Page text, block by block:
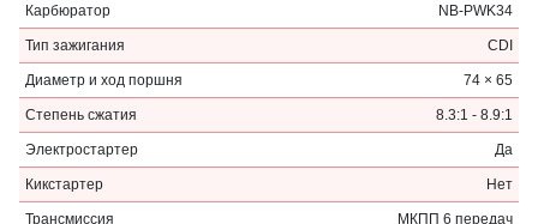
Карбюратор NB-PWK34
Тип зажигания CDI
Диаметр и ход поршня 74 × 65
Степень сжатия 8.3:1 - 8.9:1
Электростартер Да
Кикстартер Нет
Трансмиссия МКПП 6 передач